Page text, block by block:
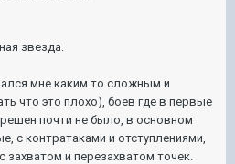
звезда.
мне каким то сложным и
что это плохо), боев где в первые
почти не было, в основном
с контратаками и отступлениями,
захватом и перезахватом точек.